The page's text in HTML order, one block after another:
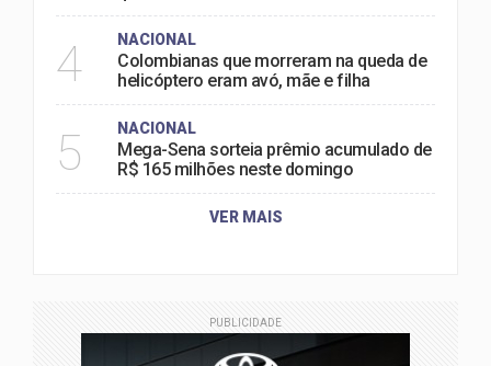
4 NACIONAL
Colombianas que morreram na queda de
helicóptero eram avó, mãe e filha
5 NACIONAL
Mega-Sena sorteia prêmio acumulado de
R$ 165 milhões neste domingo
VER MAIS
PUBLICIDADE